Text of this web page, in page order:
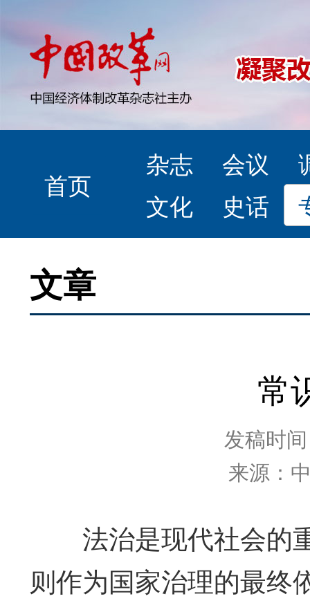
首页
杂志 会议
文化
史话
文章
常
发稿时
来源：
法治是现代社会的
则作为国家治理的最终